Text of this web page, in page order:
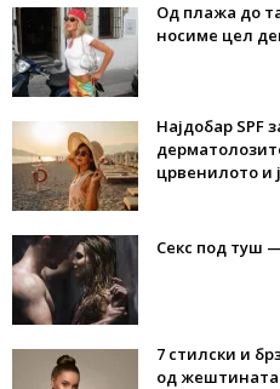
Од плажа до
носиме цел
Најдобар SPF
црвенилото и
Секс под туш
7 стилски и
од жештината